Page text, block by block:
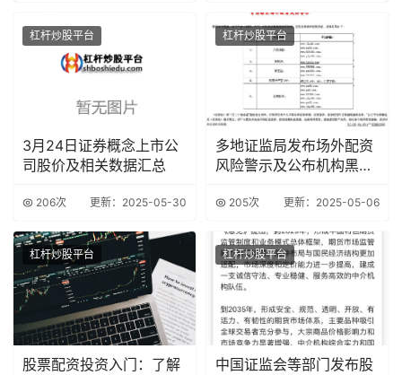
杠杆炒股平台
3月24日证券概念上市公
司股价及相关数据汇总
206次 更新：2025-05-30
杠杆炒股平台
多地证监局发布场外配资
风险警示及公布机构黑名
205次 更新：2025-05-06
杠杆炒股平台
股票配资投资入门：了解
杠杆炒股平台
中国证监会等部门发布股